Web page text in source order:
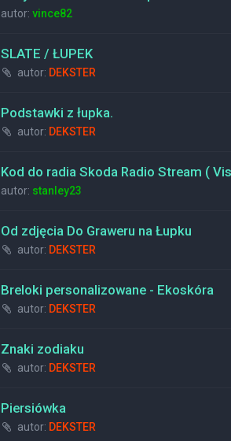
autor: vince82
SLATE / ŁUPEK
autor: DEKSTER
Podstawki z łupka.
autor: DEKSTER
Kod do radia Skoda Radio Stream (
autor: stanley23
Od zdjęcia Do Graweru na Łupku
autor: DEKSTER
Breloki personalizowane - Ekoskóra
autor: DEKSTER
Znaki zodiaku
autor: DEKSTER
Piersiówka
autor: DEKSTER